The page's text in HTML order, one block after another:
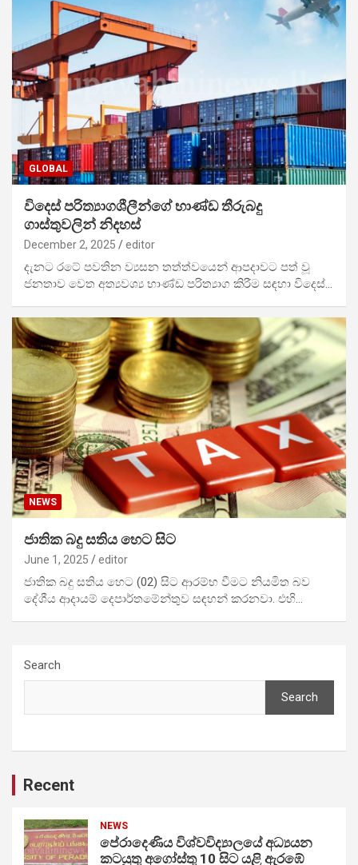
GLOBAL
විදෙස් පරිත්‍යාගශීලීන්ගේ භාණ්ඩ තීරුබදු
ගාස්තුවලින් නිදහස්
December 2, 2025 editor
දැනට රටේ පවතින ව්‍යසන තත්ත්වයෙන් ආපදාවට පත් වූ
ජනතාව වෙත අත්‍යවශ්‍ය භාණ්ඩ පරිත්‍යාග කිරීම සඳහා විදෙස්…
NEWS
ජාතික බදු සතිය හෙට සිට
June 1, 2025 editor
ජාතික බදු සතිය හෙට (02) සිට ආරම්භ වීමට නියමිත බව
දේශීය ආදායම් දෙපාර්තමේන්තුව සඳහන් කරනවා. එහි…
Search
Search
Recent
NEWS
පේරාදෙණිය විශ්වවිද්‍යාලයේ අධ්‍යයන
කටයුතු අගෝස්තු 10 සිට යළි ඇරඹේ